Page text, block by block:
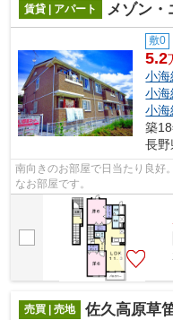
賃貸 | アパート メゾン・
敷0
5.2
小海
小海
小海
築
長野
南向きのお部屋で日当たり良好
なお部屋です。
売買 | 売地 佐久高原草